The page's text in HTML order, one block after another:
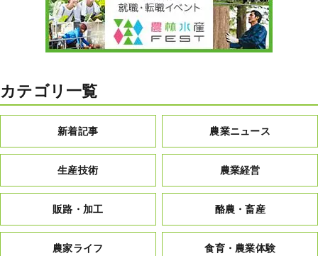
カテゴリ一覧
新着記事 農業ニュース
生産技術 農業経営
販路・加工 酪農・畜産
農家ライフ 食育・農業体験